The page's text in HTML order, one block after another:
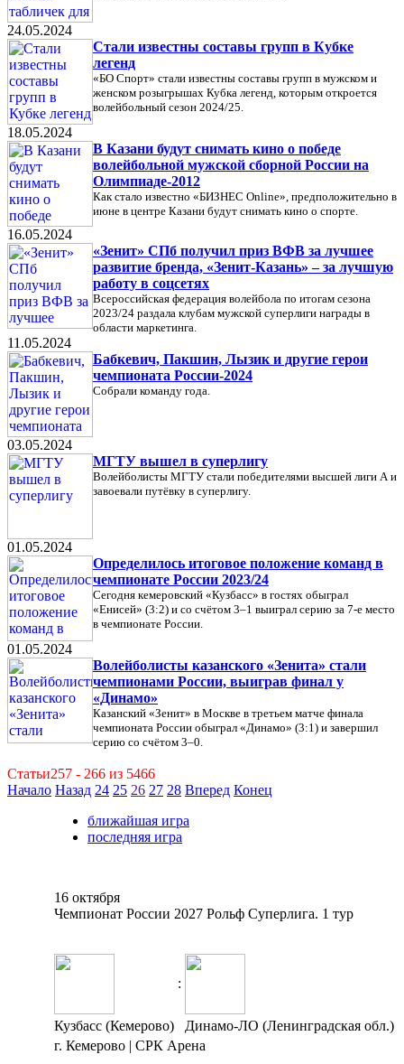
24.05.2024
Стали известны составы групп в Кубке
легенд
«БО Спорт» стали известны составы групп в мужском и
женском розыгрышах Кубка легенд, которым откроется
волейбольный сезон 2024/25.
18.05.2024
В Казани будут снимать кино о победе
волейбольной мужской сборной России на
Олимпиаде-2012
Как стало известно «БИЗНЕС Online», предположительно в
июне в центре Казани будут снимать кино о спорте.
16.05.2024
«Зенит» СПб получил приз ВФВ за лучшее
развитие бренда, «Зенит-Казань» – за лучшую
работу в соцсетях
Всероссийская федерация волейбола по итогам сезона
2023/24 раздала клубам мужской суперлиги награды в
области маркетинга.
11.05.2024
Бабкевич, Пакшин, Лызик и другие герои
чемпионата России-2024
Собрали команду года.
03.05.2024
МГТУ вышел в суперлигу
Волейболисты МГТУ стали победителями высшей лиги А и
завоевали путёвку в суперлигу.
01.05.2024
Определилось итоговое положение команд в
чемпионате России 2023/24
Сегодня кемеровский «Кузбасс» в гостях обыграл
«Енисей» (3:2) и со счётом 3–1 выиграл серию за 7-е место
в чемпионате России.
01.05.2024
Волейболисты казанского «Зенита» стали
чемпионами России, выиграв финал у
«Динамо»
Казанский «Зенит» в Москве в третьем матче финала
чемпионата России обыграл «Динамо» (3:1) и завершил
серию со счётом 3–0.
Статьи257 - 266 из 5466
Начало Назад 24 25 26 27 28 Вперед Конец
ближайшая игра
последняя игра
16 октября
Чемпионат России 2027 Рольф Суперлига. 1 тур
:
Кузбасс (Кемерово)
Динамо-ЛО (Ленинградская обл.)
г. Кемерово | СРК Арена